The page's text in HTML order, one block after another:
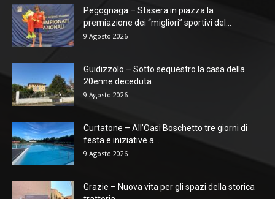
Pegognaga – Stasera in piazza la
premiazione dei “migliori” sportivi del...
9 Agosto 2026
Guidizzolo – Sotto sequestro la casa della
20enne deceduta
9 Agosto 2026
Curtatone – All’Oasi Boschetto tre giorni di
festa e iniziative a...
9 Agosto 2026
Grazie – Nuova vita per gli spazi della storica